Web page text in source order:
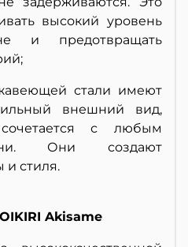
высокий уровень
и предотвращать
стали имеют
внешний вид,
с любым
Они создают
и стиля.
Akisame